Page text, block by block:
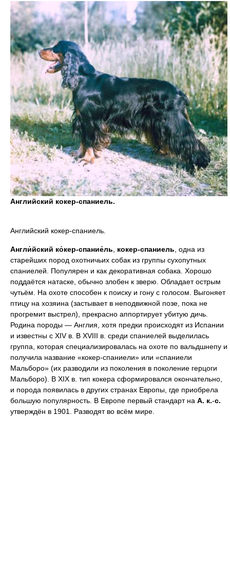
Английский кокер-спаниель.
Английский кокер-спаниель.
Англи́йский ко́кер-спание́ль кокер-спаниель , одна из
старейших пород охотничьих собак из группы сухопутных
спаниелей. Популярен и как декоративная собака. Хорошо
поддаётся натаске, обычно злобен к зверю. Обладает острым
чутьём. На охоте способен к поиску и гону с голосом. Выгоняет
птицу на хозяина (застывает в неподвижной позе, пока не
прогремит выстрел), прекрасно аппортирует убитую дичь.
Родина породы — Англия, хотя предки происходят из Испании
и известны с XIV в. В XVIII в. среди спаниелей выделилась
группа, которая специализировалась на охоте по вальдшнепу и
получила название «кокер-спаниели» или «спаниели
Мальборо» (их разводили из поколения в поколение герцоги
Мальборо). В XIX в. тип кокера сформировался окончательно,
и порода появилась в других странах Европы, где приобрела
большую популярность. В Европе первый стандарт на А. к.-с.
утверждён в 1901. Разводят во всём мире.